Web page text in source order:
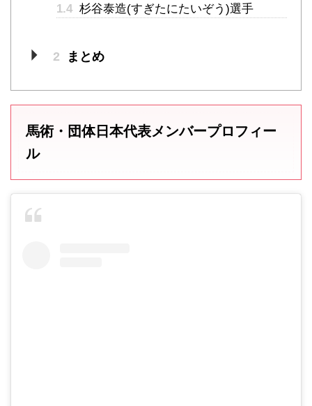
1.4 杉谷泰造(すぎたにたいぞう)選手
2 まとめ
馬術・団体日本代表メンバープロフィー
ル